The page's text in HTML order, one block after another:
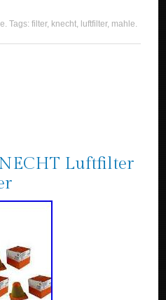
. Tags:filter, knecht, luftfilter, mahle.
Luftfilter